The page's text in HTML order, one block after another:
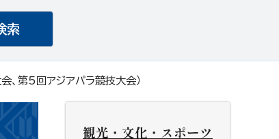
第5回アジアパラ競技大会）
観光・文化・スポーツ